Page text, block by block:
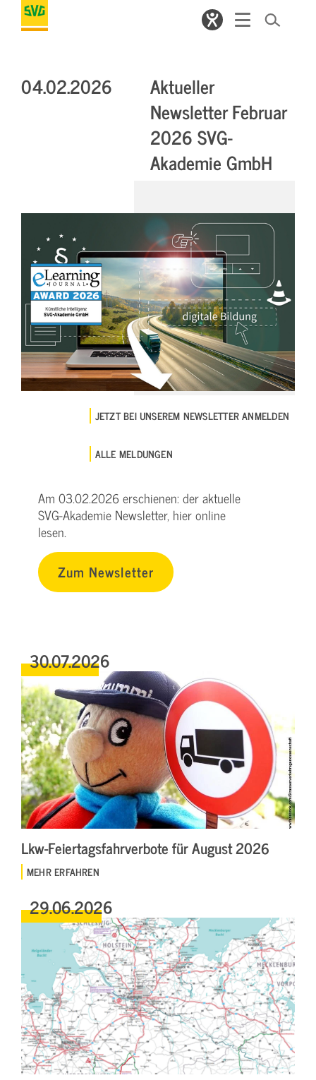
04.02.2026
Aktueller
Newsletter Februar
2026 SVG-
Akademie GmbH
JETZT BEI UNSEREM NEWSLETTER ANMELDEN
ALLE MELDUNGEN
Am 03.02.2026 erschienen: der aktuelle
SVG-Akademie Newsletter, hier online
lesen.
Zum Newsletter
30.07.2026
Lkw-Feiertagsfahrverbote für August 2026
MEHR ERFAHREN
29.06.2026